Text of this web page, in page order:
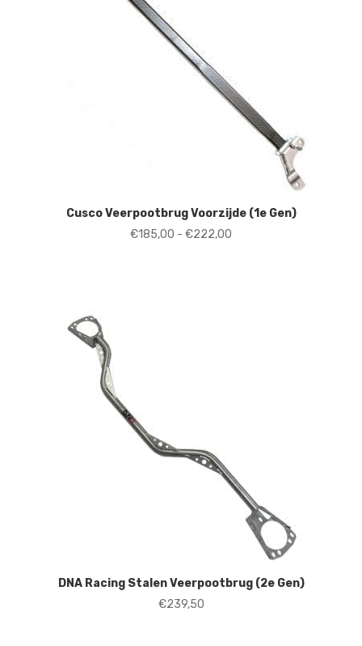
Cusco Veerpootbrug Voorzijde (1e Gen)
€185,00 - €222,00
DNA Racing Stalen Veerpootbrug (2e Gen)
€239,50